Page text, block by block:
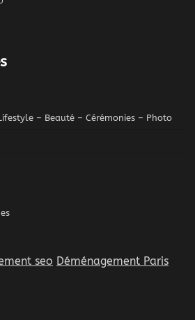
– Beauté – Cérémonies – Photo
seo Déménagement Paris